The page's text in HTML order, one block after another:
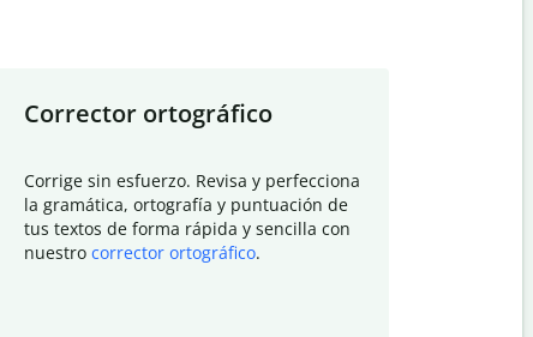
Corrector ortográfico
Corrige sin esfuerzo. Revisa y perfecciona
la gramática, ortografía y puntuación de
tus textos de forma rápida y sencilla con
nuestro corrector ortográfico.